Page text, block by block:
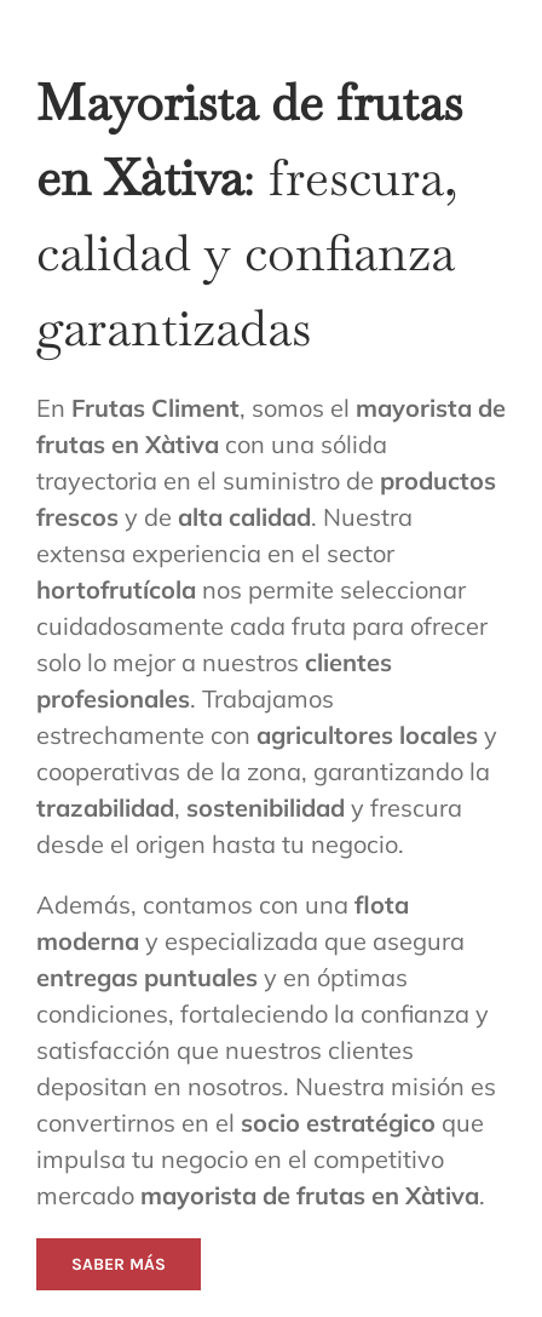
Mayorista de frutas
en Xàtiva: frescura,
calidad y confianza
garantizadas
En Frutas Climent, somos el mayorista de
frutas en Xàtiva con una sólida
trayectoria en el suministro de productos
frescos y de alta calidad. Nuestra
extensa experiencia en el sector
hortofrutícola nos permite seleccionar
cuidadosamente cada fruta para ofrecer
solo lo mejor a nuestros clientes
profesionales. Trabajamos
estrechamente con agricultores locales y
cooperativas de la zona, garantizando la
trazabilidad, sostenibilidad y frescura
desde el origen hasta tu negocio.
Además, contamos con una flota
moderna y especializada que asegura
entregas puntuales y en óptimas
condiciones, fortaleciendo la confianza y
satisfacción que nuestros clientes
depositan en nosotros. Nuestra misión es
convertirnos en el socio estratégico que
impulsa tu negocio en el competitivo
mercado mayorista de frutas en Xàtiva.
SABER MÁS